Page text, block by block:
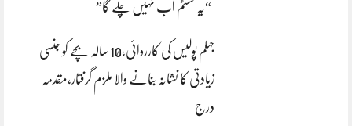
“یہ سسٹم اب نہیں چلے گا”
جہلم پولیس کی کارروائی،10 سالہ بچے کو جنسی
زیادتی کا نشانہ بنانے والا ملزم گرفتار،مقدمہ
درج